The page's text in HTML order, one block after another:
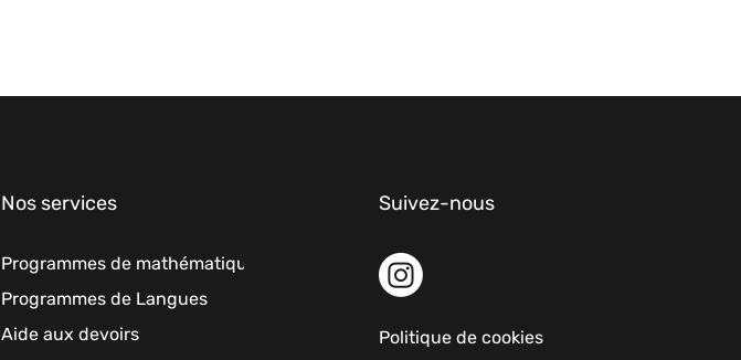
Nos services
Programmes de mathématiques
Programmes de Langues
Aide aux devoirs
Suivez-nous
Politique de cookies